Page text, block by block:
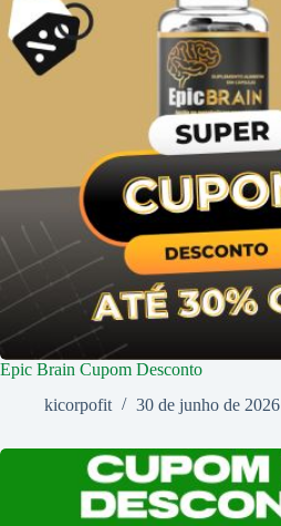
Epic Brain Cupom Desconto
kicorpofit
30 de junho de 2026